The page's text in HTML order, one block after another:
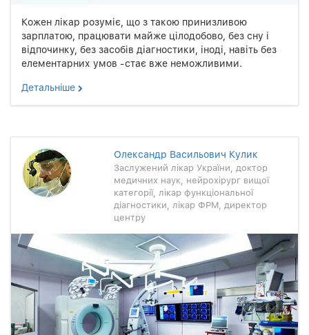
Кожен лікар розуміє, що з такою принизливою
зарплатою, працювати майже цілодобово, без сну і
відпочинку, без засобів діагностики, іноді, навіть без
елементарних умов -стає вже неможливими.
Детальнiше
Олександр Васильович Кулик
Заслужений лікар України, доктор
медичних наук, нейрохірург вищої
категорії, лікар функціональної
діагностики, лікар ФРМ, директор
центру